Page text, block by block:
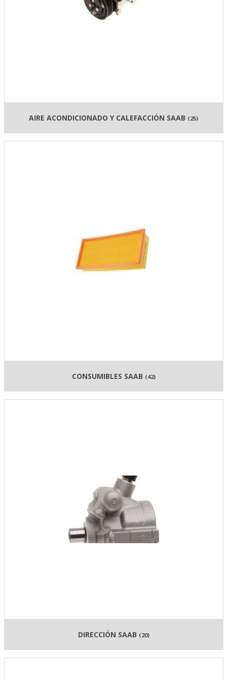
AIRE ACONDICIONADO Y CALEFACCIÓN SAAB (25)
CONSUMIBLES SAAB (42)
DIRECCIÓN SAAB (20)